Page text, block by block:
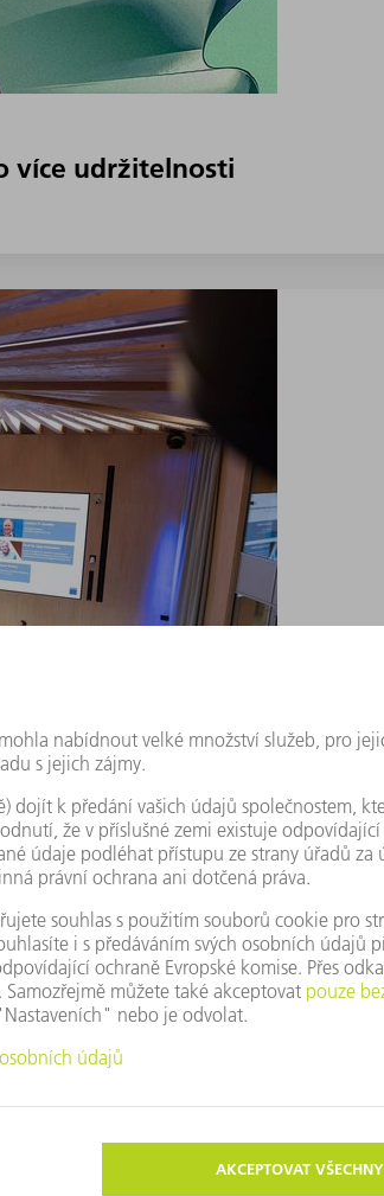
více udržitelnosti
the challenges in industry